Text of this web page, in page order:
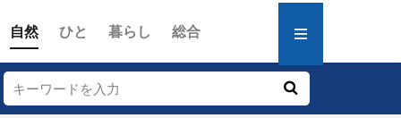
自然 ひと 暮らし 総合